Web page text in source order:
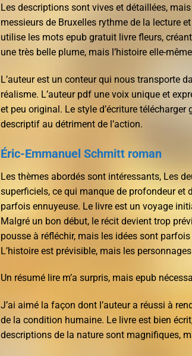
Les descriptions sont vives et détaillées,
messieurs de Bruxelles rythme de la lecture
utilise les mots epub gratuit livre fleurs,
une très belle plume, mais l’histoire elle-
L’auteur est un conteur qui nous transporte
réalisme. L’auteur pdf une voix unique et
et peu original. Le style d’écriture
descriptif au détriment de l’action.
Éric-Emmanuel Schmitt roman
Les thèmes abordés sont intéressants, Les
superficiels, ce qui manque de profondeur et
parfois ennuyeuse. Le livre est un voyage
Malgré un bon début, le récit devient trop
pousse à réfléchir, mais les idées sont
L’histoire est prévisible, mais les
Un résumé lire m’a surpris, mais epub
J’ai aimé la façon dont l’auteur a réussi à
de la condition humaine. Le livre est bien
descriptions de la nature sont magnifiques,